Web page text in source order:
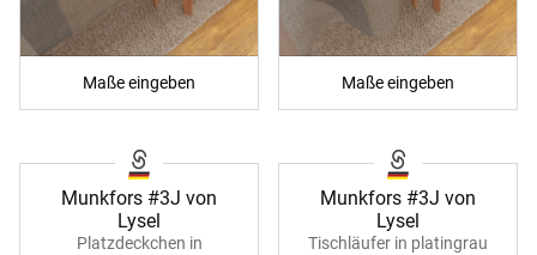
Maße eingeben Maße eingeben
Munkfors #3J von
Lysel
Platzdeckchen in
Munkfors #3J von
Lysel
Tischläufer in platingrau